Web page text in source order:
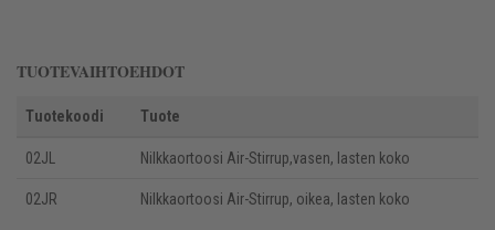
TUOTEVAIHTOEHDOT
Tuotekoodi Tuote
02JL Nilkkaortoosi Air-Stirrup,vasen, lasten koko
02JR Nilkkaortoosi Air-Stirrup, oikea, lasten koko